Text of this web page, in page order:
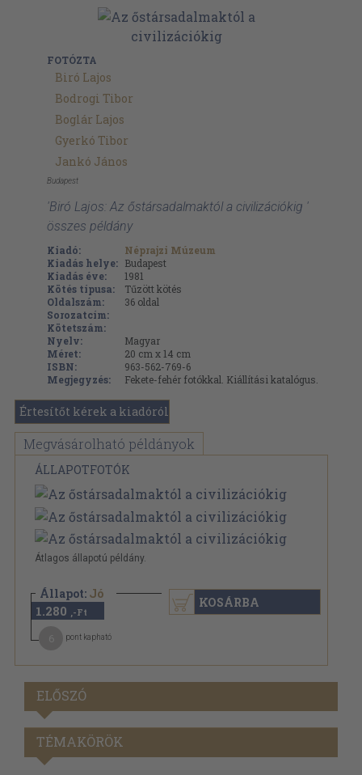
FOTÓZTA
Biró Lajos
Bodrogi Tibor
Boglár Lajos
Gyerkó Tibor
Jankó János
Budapest
'Biró Lajos: Az őstársadalmaktól a civilizációkig '
összes példány
Kiadó:
Néprajzi Múzeum
Kiadás helye: Budapest
Kiadás éve:
1981
Kötés típusa:
Tűzött kötés
Oldalszám:
36 oldal
Sorozatcím:
Kötetszám:
Nyelv:
Magyar
Méret:
20 cm x 14 cm
ISBN:
963-562-769-6
Megjegyzés:
Fekete-fehér fotókkal. Kiállítási katalógus.
Értesítőt kérek a kiadóról
Megvásárolható példányok
ÁLLAPOTFOTÓK
Átlagos állapotú példány.
Állapot: Jó
1.280 ,-Ft
pont kapható
KOSÁRBA
ELŐSZÓ
TÉMAKÖRÖK